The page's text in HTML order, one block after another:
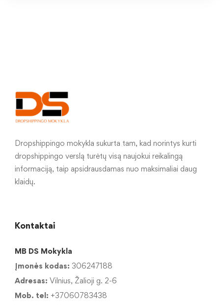
Dropshippingo mokykla sukurta tam, kad norintys kurti
dropshippingo verslą turėtų visą naujokui reikalingą
informaciją, taip apsidrausdamas nuo maksimaliai daug
klaidų.
Kontaktai
MB DS Mokykla
Įmonės kodas: 306247188
Adresas: Vilnius, Žalioji g. 2-6
Mob. tel: +37060783438